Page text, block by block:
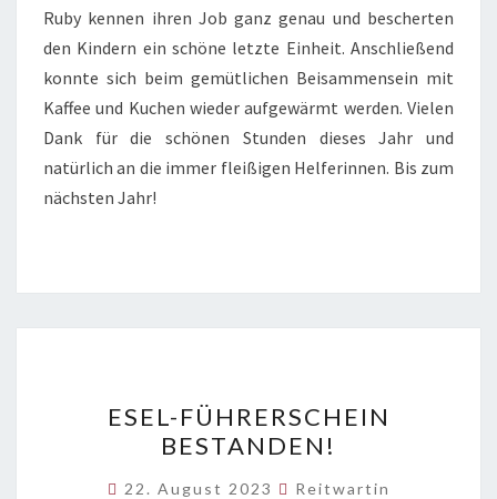
Ruby kennen ihren Job ganz genau und bescherten
den Kindern ein schöne letzte Einheit. Anschließend
konnte sich beim gemütlichen Beisammensein mit
Kaffee und Kuchen wieder aufgewärmt werden. Vielen
Dank für die schönen Stunden dieses Jahr und
natürlich an die immer fleißigen Helferinnen. Bis zum
nächsten Jahr!
FÜHRERSCHEIN
BESTANDEN!
ESEL-FÜHRERSCHEIN
BESTANDEN!
22. August 2023 Reitwartin